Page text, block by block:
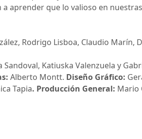
aprender que lo valioso en
Rodrigo Lisboa, Claudio Marín,
Sandoval, Katiuska Valenzuela y
Alberto Montt. Diseño Gráfico:
Tapia. Producción General: Mario